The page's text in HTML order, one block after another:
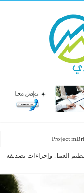
Project
العمل وإجراءات تصديقه